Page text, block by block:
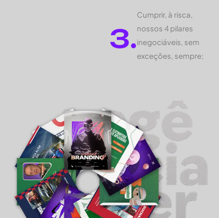
3.
Cumprir, à risca,
nossos 4 pilares
inegociáveis, sem
exceções, sempre;